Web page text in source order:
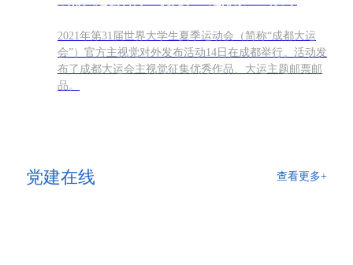
2021年第31届世界大学生夏季运动会（简称“成都大运
会”）官方主视觉对外发布活动14日在成都举行。活动发
布了成都大运会主视觉征集优秀作品、大运主题邮票邮
品。
党建在线 查看更多+